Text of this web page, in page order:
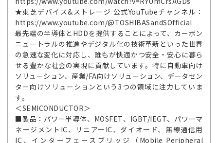
★東芝デバイス&ストレージ 公式YouTubeチャンネル：
https://www.youtube.com/@TOSHIBASandSOfficial
最先端の半導体とHDDを提供することによって、カーボン
ニュートラルの推進やデジタル化の技術革新といった世界
の急速な変化に対応し、誰もが快適かつ安全・安心に暮ら
せる豊かな社会の実現に貢献しています。特に自動車向け
ソリューション、産業/FA向けソリューション、データセン
ター向けソリューションという3つの領域に注力していま
す。
＜SEMICONDUCTOR＞
■製品：パワー半導体、MOSFET、IGBT/IEGT、パワーマ
ネージメントIC、リニアーIC、ダイオード、無線通信用
IC、インターフェースブリッジ（Mobile Peripheral